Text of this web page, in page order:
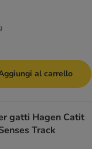
al carrello
gatti Hagen Catit
Track